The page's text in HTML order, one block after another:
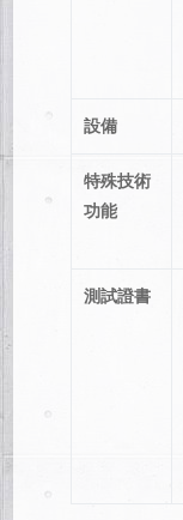
設備
特殊技術
功能
測試證書